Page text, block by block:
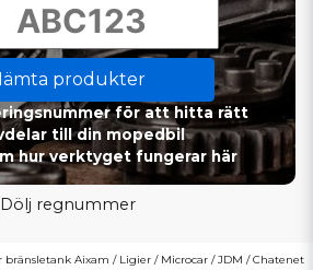
produkter
för att hitta rätt
till din mopedbil
hur verktyget fungerar här
Dölj regnummer
Aixam / Ligier / Microcar / JDM / Chatenet